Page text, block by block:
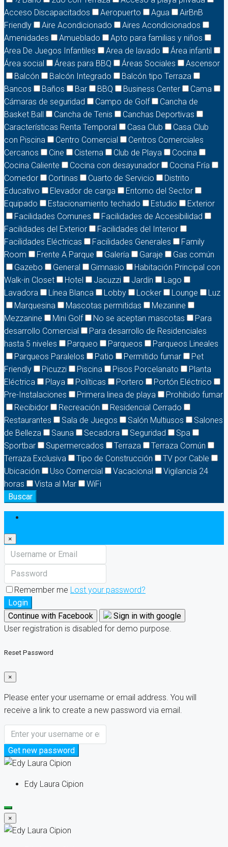
Acceso Discapacitados
Aeropuerto Agua
AirBnB
Friendly
Aire Acondicionado
Aires Acondicionados
Amenidades
Amueblado
Apto para familias y niños
Area De Juegos Infantiles
Area de lavado
Área infantil
Área social
Áreas para BBQ Áreas Sociales
Ascensor
Balcón
Balcón Integrado
Balcón tipo Terraza
Bancos
Baños Bar BBQ Business Center
Cama
Cámaras de seguridad
Campo de Golf
Cancha de
Basket Ball
Cancha de Tenis
Canchas Deportivas
Características Renta Temporal
Casa Club
Casa Club
con Piscina
Centro Comercial
Centros Comerciales
Cercanos
Cine Cisterna Club de Playa
Cocina
Cocina Caliente
Cocina con desayunador
Cocina Fría
Comedor
Cortinas Cuarto de Servicio
Distrito
Educativo
Elevador de carga
Entorno del Sector
Equipado
Estacionamiento techado Estudio
Exterior
Facilidades Comunes
Facilidades de Accesibilidad
Facilidades del Exterior
Facilidades del Interior
Facilidades Eléctricas
Facilidades Generales
Family
Room
Frente A Parque Galería Garaje
Gas común
Gazebo
General Gimnasio
Habitación Principal con
Walk-in Closet
Hotel Jacuzzi Jardín
Lago
Lavadora
Línea Blanca Lobby Locker Lounge
Luz
Marquesina
Mascotas permitidas
Mezanine
Mezzanine
Mini Golf No se aceptan mascotas
Para
desarrollo Comercial
Para desarrollo de Residenciales
hasta 5 niveles
Parqueo Parqueos
Parqueos Lineales
Parqueos Paralelos
Patio Permitido fumar
Pet
Friendly
Picuzzi Piscina Pisos Porcelanato
Planta
Eléctrica
Playa Políticas Portero
Portón Eléctrico
Pre-Instalaciones
Primera linea de playa
Prohibido fumar
Recibidor
Recreación
Residencial Cerrado
Restaurantes
Sala de Juegos Salón Multiusos
Salones
de Belleza
Sauna Secadora Seguridad
Spa
Sportbar
Supermercados Terraza
Terraza Común
Terraza Exclusiva
Tipo de Construcción
TV por Cable
Ubicación
Uso Comercial Vacacional
Vigilancia 24
horas
Vista al Mar
WiFi
Buscar
×
Remember me Lost your password?
Login
Continue with Facebook
Sign in with google
User registration is disabled for demo purpose.
Reset Password
×
Please enter your username or email address. You will
receive a link to create a new password via email.
Get new password
Edy Laura Cipion
×